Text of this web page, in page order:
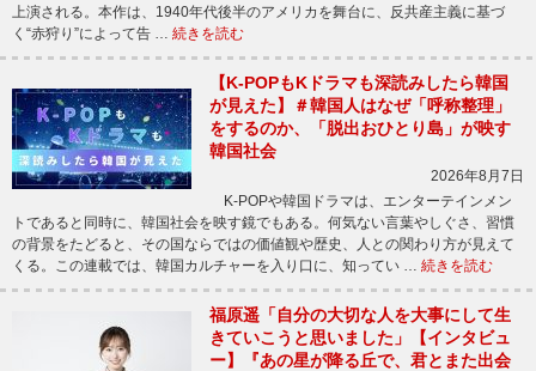
上演される。本作は、1940年代後半のアメリカを舞台に、反共産主義に基づ
く“赤狩り”によって告 … 続きを読む
【K-POPもKドラマも深読みしたら韓国
が見えた】＃韓国人はなぜ「呼称整理」
をするのか、「脱出おひとり島」が映す
韓国社会
2026年8月7日
K-POPや韓国ドラマは、エンターテインメン
トであると同時に、韓国社会を映す鏡でもある。何気ない言葉やしぐさ、習慣
の背景をたどると、その国ならではの価値観や歴史、人との関わり方が見えて
くる。この連載では、韓国カルチャーを入り口に、知ってい … 続きを読む
福原遥「自分の大切な人を大事にして生
きていこうと思いました」【インタビュ
ー】『あの星が降る丘で、君とまた出会